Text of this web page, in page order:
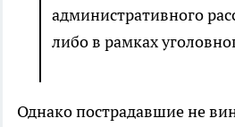
административного
либо в рамках
Однако пострадавшие не